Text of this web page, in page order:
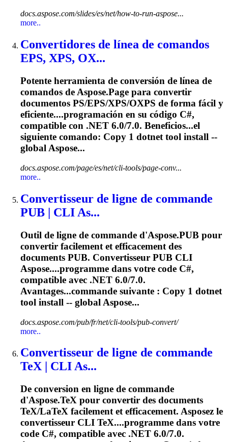
docs.aspose.com/slides/es/net/how-to-run-aspose...
more..
Convertidores de línea de comandos
EPS, XPS, OX...
Potente herramienta de conversión de línea de
comandos de Aspose.Page para convertir
documentos PS/EPS/XPS/OXPS de forma fácil y
eficiente....programación en su código C#,
compatible con .NET 6.0/7.0. Beneficios...el
siguiente comando: Copy 1 dotnettool install --
global Aspose...
docs.aspose.com/page/es/net/cli-tools/page-conv...
more..
Convertisseur de ligne de commande
PUB | CLI As...
Outil de ligne de commande d'Aspose.PUB pour
convertir facilement et efficacement des
documents PUB. Convertisseur PUB CLI
Aspose....programme dans votre code C#,
compatible avec .NET 6.0/7.0.
Avantages...commande suivante : Copy 1 dotnet
tool install -- global Aspose...
docs.aspose.com/pub/fr/net/cli-tools/pub-convert/
more..
Convertisseur de ligne de commande
TeX | CLI As...
De conversion en ligne de commande
d'Aspose.TeX pour convertir des documents
TeX/LaTeX facilement et efficacement. Asposez le
convertisseur CLI TeX....programme dans votre
code C#, compatible avec .NET 6.0/7.0.